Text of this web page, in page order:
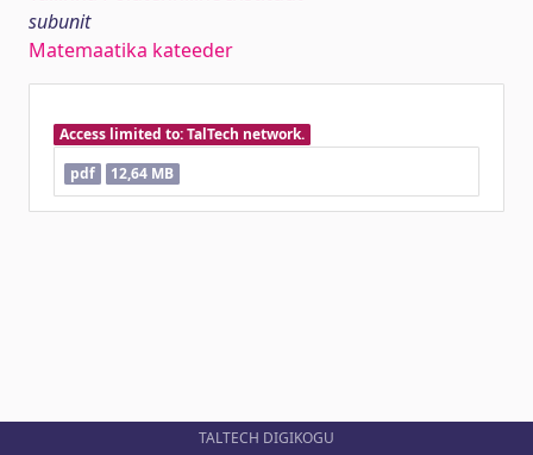
subunit
Matemaatika kateeder
Access limited to: TalTech network.
pdf
12,64 MB
TALTECH DIGIKOGU